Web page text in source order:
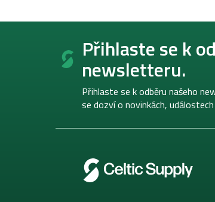
Z
Přihlaste se k
newsletteru.
Přihlaste se k odběru našeho
se dozví o novinkách,